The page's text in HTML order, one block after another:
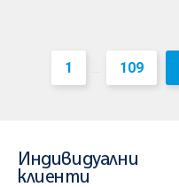
1 ... 109
Индивидуални
клиенти